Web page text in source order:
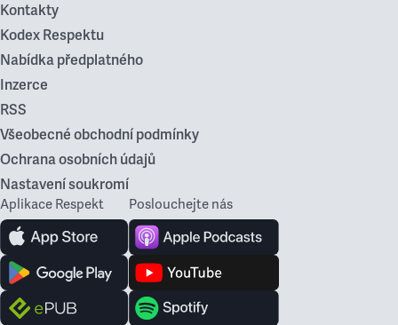
Kontakty
Kodex Respektu
Nabídka předplatného
Inzerce
RSS
Všeobecné obchodní podmínky
Ochrana osobních údajů
Nastavení soukromí
Aplikace Respekt Poslouchejte nás